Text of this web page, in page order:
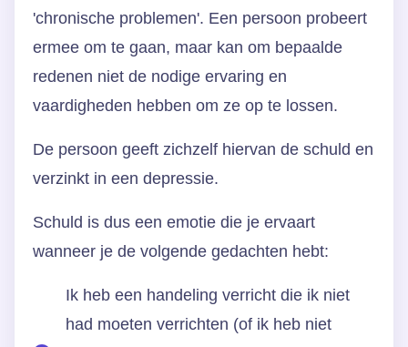
'chronische problemen'. Een persoon probeert
ermee om te gaan, maar kan om bepaalde
redenen niet de nodige ervaring en
vaardigheden hebben om ze op te lossen.
De persoon geeft zichzelf hiervan de schuld en
verzinkt in een depressie.
Schuld is dus een emotie die je ervaart
wanneer je de volgende gedachten hebt:
Ik heb een handeling verricht die ik niet
had moeten verrichten (of ik heb niet